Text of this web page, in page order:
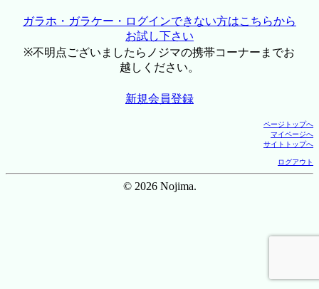
ガラホ・ガラケー・ログインできない方はこちらから
お試し下さい
※不明点ございましたらノジマの携帯コーナーまでお
越しください。
新規会員登録
ページトップへ
マイページへ
サイトトップへ
ログアウト
© 2026 Nojima.